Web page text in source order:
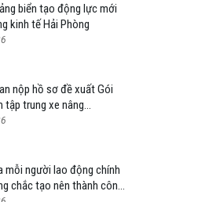
biển tạo động lực mới
kinh tế Hải Phòng
nộp hồ sơ đề xuất Gói
tập trung xe nâng
Tổng công ty Hàng hải
mỗi người lao động chính
chắc tạo nên thành công